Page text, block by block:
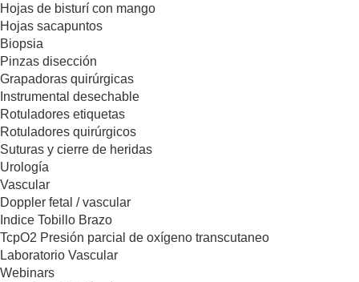
Hojas de bisturí con mango
Hojas sacapuntos
Biopsia
Pinzas disección
Grapadoras quirúrgicas
Instrumental desechable
Rotuladores etiquetas
Rotuladores quirúrgicos
Suturas y cierre de heridas
Urología
Vascular
Doppler fetal / vascular
Indice Tobillo Brazo
TcpO2 Presión parcial de oxígeno transcutaneo
Laboratorio Vascular
Webinars